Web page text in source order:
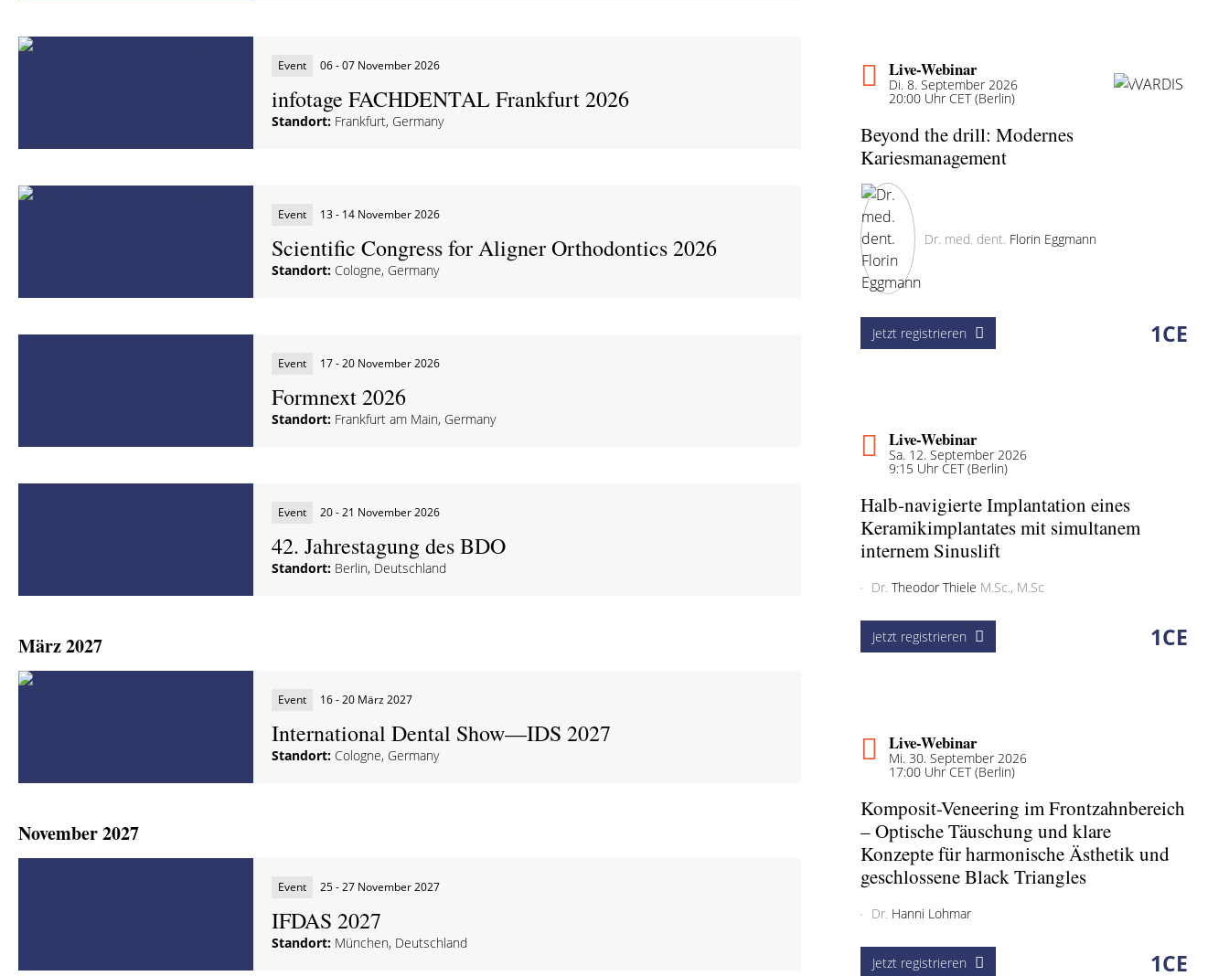
Event 06 - 07 November 2026
infotage FACHDENTAL Frankfurt 2026
Standort: Frankfurt, Germany
Event 13 - 14 November 2026
Scientific Congress for Aligner Orthodontics 2026
Standort: Cologne, Germany
Event 17 - 20 November 2026
Formnext 2026
Standort: Frankfurt am Main, Germany
Event 20 - 21 November 2026
42. Jahrestagung des BDO
Standort: Berlin, Deutschland
März 2027
Event 16 - 20 März 2027
International Dental Show—IDS 2027
Standort: Cologne, Germany
November 2027
Event 25 - 27 November 2027
IFDAS 2027
Standort: München, Deutschland
Live-Webinar
Di. 8. September 2026
20:00 Uhr CET (Berlin)
Beyond the drill: Modernes
Kariesmanagement
Dr. med. dent. Florin Eggmann
Jetzt registrieren 1CE
Live-Webinar
Sa. 12. September 2026
9:15 Uhr CET (Berlin)
Halb-navigierte Implantation eines
Keramikimplantates mit simultanem
internem Sinuslift
Dr. Theodor Thiele M.Sc., M.Sc
Jetzt registrieren 1CE
Live-Webinar
Mi. 30. September 2026
17:00 Uhr CET (Berlin)
Komposit-Veneering im Frontzahnbereich
– Optische Täuschung und klare
Konzepte für harmonische Ästhetik und
geschlossene Black Triangles
Dr. Hanni Lohmar
Jetzt registrieren 1CE